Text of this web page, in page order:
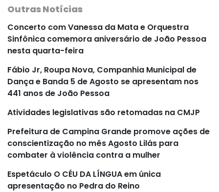
Outras Notícias
Concerto com Vanessa da Mata e Orquestra
Sinfônica comemora aniversário de João Pessoa
nesta quarta-feira
Fábio Jr, Roupa Nova, Companhia Municipal de
Dança e Banda 5 de Agosto se apresentam nos
441 anos de João Pessoa
Atividades legislativas são retomadas na CMJP
Prefeitura de Campina Grande promove ações de
conscientização no mês Agosto Lilás para
combater à violência contra a mulher
Espetáculo O CÉU DA LÍNGUA em única
apresentação no Pedra do Reino